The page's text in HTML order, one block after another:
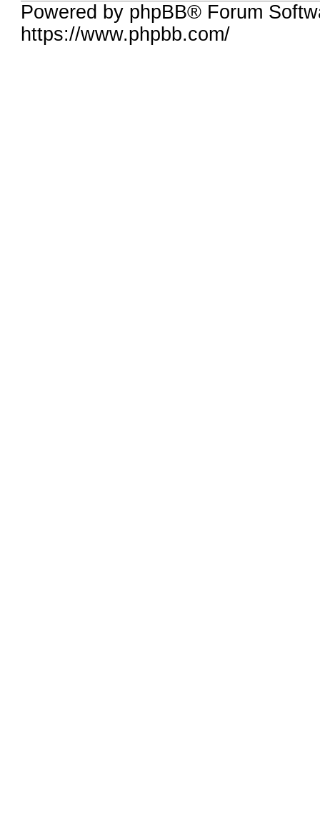
Powered by phpBB® Forum
https://www.phpbb.com/